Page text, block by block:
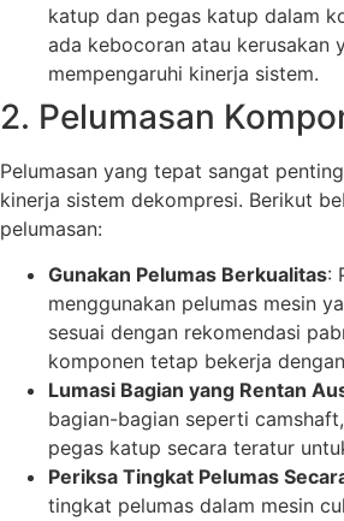
katup dan pegas katup dalam
ada kebocoran atau kerusakan
mempengaruhi kinerja sistem.
2. Pelumasan
Pelumasan yang tepat sangat
kinerja sistem dekompresi. Berikut
pelumasan:
Gunakan Pelumas Berkualitas:
menggunakan pelumas mesin
sesuai dengan rekomendasi
komponen tetap bekerja
Lumasi Bagian yang Rentan
bagian-bagian seperti
pegas katup secara teratur
Periksa Tingkat Pelumas
tingkat pelumas dalam mesin